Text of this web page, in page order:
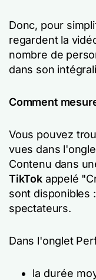
Donc, pour
regardent la
nombre de
dans son
Comment
Vous pouvez
vues dans
Contenu dans
TikTok appelé
sont disponibles
spectateurs.
Dans l'onglet
la durée